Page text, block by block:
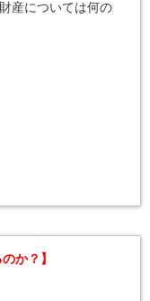
産については何の
か？】